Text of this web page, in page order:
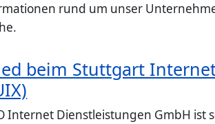
rund um unser
beim Stuttgart
Internet Dienstleistungen GmbH ist